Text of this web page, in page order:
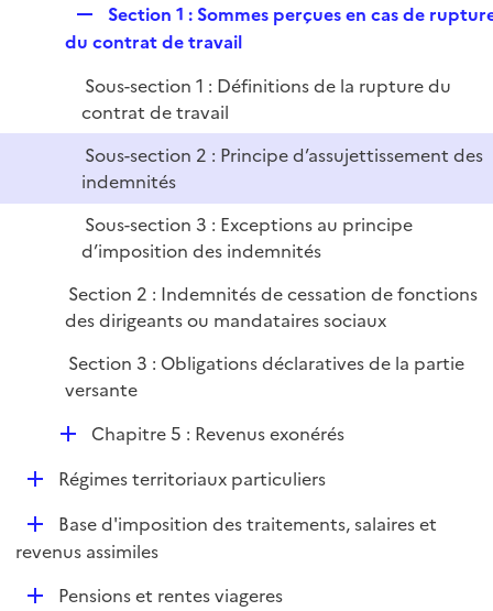
e
r
p
l
e
r
e
l
i
Section 1 : Sommes perçues en cas de
du contrat de travail
Sous-section 1 : Définitions de la rupture du
contrat de travail
Sous-section 2 : Principe d’assujettissement des
indemnités
Sous-section 3 : Exceptions au principe
d’imposition des indemnités
Section 2 : Indemnités de cessation de fonctions
des dirigeants ou mandataires sociaux
Section 3 : Obligations déclaratives de la partie
versante
D
p
i
e
r
Chapitre 5 : Revenus exonérés
D
l
Régimes territoriaux particuliers
D
é
Base d'imposition des traitements, salaires et
revenus assimiles
DPensions et rentes viageres